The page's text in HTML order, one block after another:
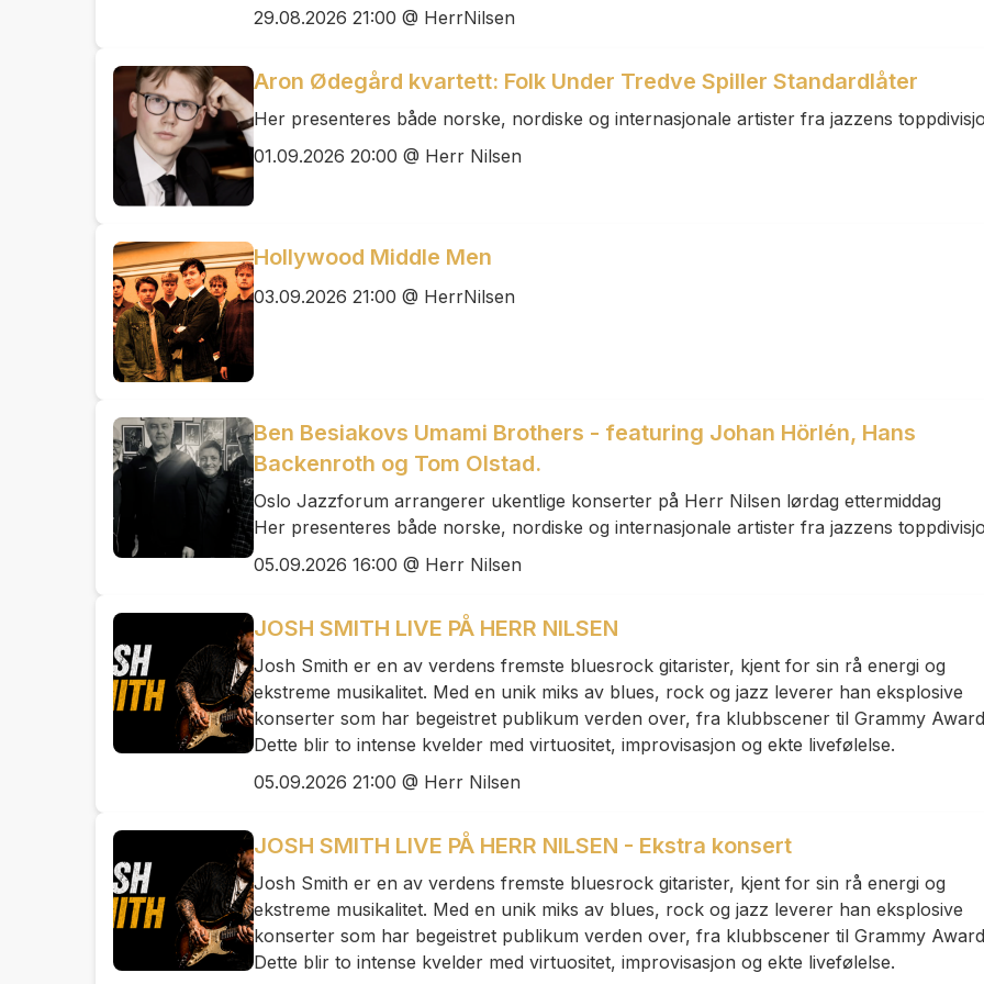
29.08.2026 21:00 @ HerrNilsen
Aron Ødegård kvartett: Folk Under Tredve Spiller Standardlåter
Her presenteres både norske, nordiske og internasjonale artister fra jazzens
01.09.2026 20:00 @ Herr Nilsen
Hollywood Middle Men
03.09.2026 21:00 @ HerrNilsen
Ben Besiakovs Umami Brothers - featuring Johan Hörlén, Hans
Backenroth og Tom Olstad.
Oslo Jazzforum arrangerer ukentlige konserter på Herr Nilsen lørdag ettermiddag
Her presenteres både norske, nordiske og internasjonale artister fra jazzens
05.09.2026 16:00 @ Herr Nilsen
JOSH SMITH LIVE PÅ HERR NILSEN
Josh Smith er en av verdens fremste bluesrock gitarister, kjent for sin rå energi og
ekstreme musikalitet. Med en unik miks av blues, rock og jazz leverer han eksplosive
konserter som har begeistret publikum verden over, fra klubbscener til Grammy
Dette blir to intense kvelder med virtuositet, improvisasjon og ekte livefølelse.
05.09.2026 21:00 @ Herr Nilsen
JOSH SMITH LIVE PÅ HERR NILSEN - Ekstra konsert
Josh Smith er en av verdens fremste bluesrock gitarister, kjent for sin rå energi og
ekstreme musikalitet. Med en unik miks av blues, rock og jazz leverer han eksplosive
konserter som har begeistret publikum verden over, fra klubbscener til Grammy
Dette blir to intense kvelder med virtuositet, improvisasjon og ekte livefølelse.